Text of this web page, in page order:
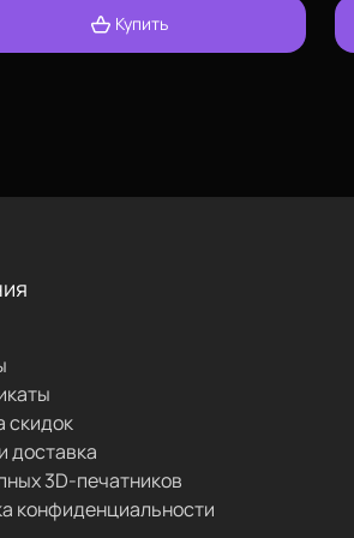
Купить
скидок
доставка
3D-печатников
конфиденциальности